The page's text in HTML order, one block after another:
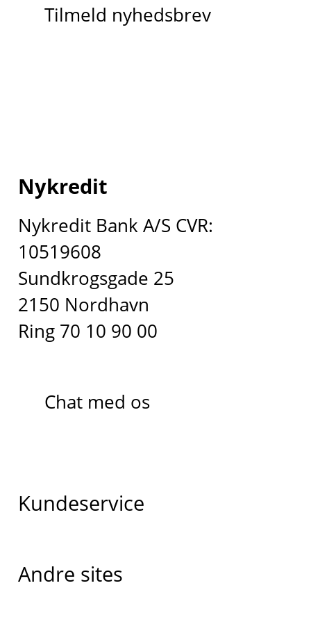
Tilmeld nyhedsbrev
Nykredit
Nykredit Bank A/S CVR:
10519608
Sundkrogsgade 25
2150 Nordhavn
Ring 70 10 90 00
Chat med os
Kundeservice
Andre sites